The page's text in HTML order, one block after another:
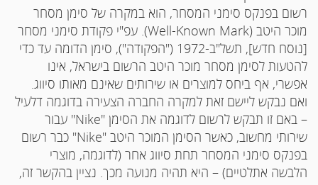
רשום בפנקס סימני המסחר, הוא במקרה של סימן מסחר
מוכר היטב (Well-Known Mark). עפ"י פקודת סימני מסחר
[נוסח חדש], תשל"ב-1972 ("הפקודה"), סימן הדומה עד כדי
להטעות לסימן מסחר מוכר היטב הרשום בישראל, אינו
אפשרי, אף ביחס למוצרים או שירותים שאינם מאותו סיווג.
ואם נבקש ליישם זאת למקרה החברה הצעירה בדוגמה דלעיל
– באם זו תבקש לרשום לדוגמה את הסימן "Nike" עבור
שירותי מחשוב, כאשר הסימן המוכר היטב "Nike" כבר רשום
בפנקס סימני המסחר תחת סיווג אחר (לדוגמה, מוצרי
הלבשה אתלטיים) – היא תהיה מנועה מכך. נציין בהקשר זה,